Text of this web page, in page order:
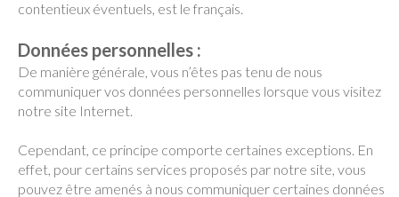
contentieux éventuels, est le français.
Données personnelles :
De manière générale, vous n’êtes pas tenu de nous
communiquer vos données personnelles lorsque vous visitez
notre site Internet.
Cependant, ce principe comporte certaines exceptions. En
effet, pour certains services proposés par notre site, vous
pouvez être amenés à nous communiquer certaines données